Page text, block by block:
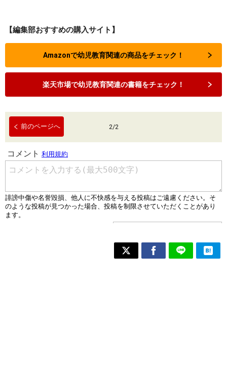
【編集部おすすめの購入サイト】
Amazonで幼児教育関連の商品をチェック！
楽天市場で幼児教育関連の書籍をチェック！
前のページへ 2/2